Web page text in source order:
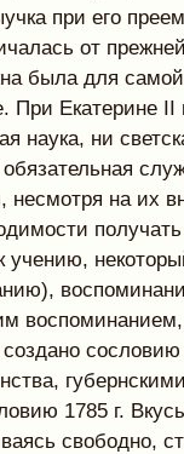
при его
от
была для
При Екатерине II
наука, ни
на их
учению,
воспоминанием,
1785 г.
свободно,